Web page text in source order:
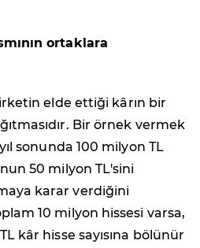
ortaklara
elde ettiği kârın bir
Bir örnek vermek
sonunda 100 milyon TL
50 milyon TL'sini
karar verdiğini
10 milyon hissesi varsa,
kâr hisse sayısına bölünür